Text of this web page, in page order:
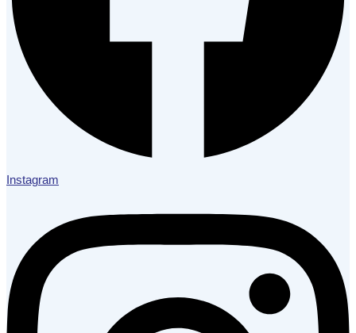
Instagram